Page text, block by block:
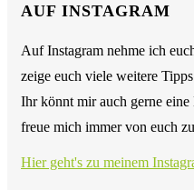
AUF INSTAGRAM
Auf Instagram nehme ich
zeige euch viele weitere
Ihr könnt mir auch gerne
freue mich immer von euch
Hier geht's zu meinem